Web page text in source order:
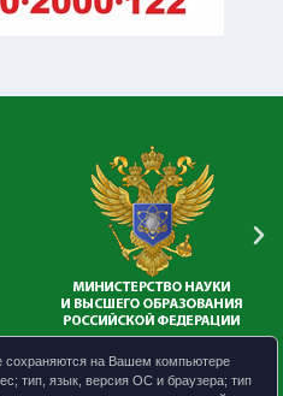
сохраняются на Вашем компьютере
тип, язык, версия ОС и браузера; тип